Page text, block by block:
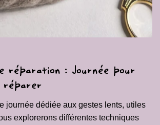
réparation : Journée pour
réparer
journée dédiée aux gestes lents, utiles
explorerons différentes techniques